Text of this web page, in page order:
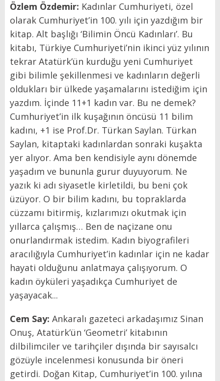
Özlem Özdemir: Kadınlar Cumhuriyeti, özel
olarak Cumhuriyet’in 100. yılı için yazdığım bir
kitap. Alt başlığı ‘Bilimin Öncü Kadınları’. Bu
kitabı, Türkiye Cumhuriyeti’nin ikinci yüz yılının
tekrar Atatürk’ün kurduğu yeni Cumhuriyet
gibi bilimle şekillenmesi ve kadınların değerli
oldukları bir ülkede yaşamalarını istediğim için
yazdım. İçinde 11+1 kadın var. Bu ne demek?
Cumhuriyet’in ilk kuşağının öncüsü 11 bilim
kadını, +1 ise Prof.Dr. Türkan Saylan. Türkan
Saylan, kitaptaki kadınlardan sonraki kuşakta
yer alıyor. Ama ben kendisiyle aynı dönemde
yaşadım ve bununla gurur duyuyorum. Ne
yazık ki adı siyasetle kirletildi, bu beni çok
üzüyor. O bir bilim kadını, bu topraklarda
cüzzamı bitirmiş, kızlarımızı okutmak için
yıllarca çalışmış… Ben de naçizane onu
onurlandırmak istedim. Kadın biyografileri
aracılığıyla Cumhuriyet’in kadınlar için ne kadar
hayati olduğunu anlatmaya çalışıyorum. O
kadın öyküleri yaşadıkça Cumhuriyet de
yaşayacak...
Cem Say: Ankaralı gazeteci arkadaşımız Sinan
Onuş, Atatürk’ün ‘Geometri’ kitabının
dilbilimciler ve tarihçiler dışında bir sayısalcı
gözüyle incelenmesi konusunda bir öneri
getirdi. Doğan Kitap, Cumhuriyet’in 100. yılına